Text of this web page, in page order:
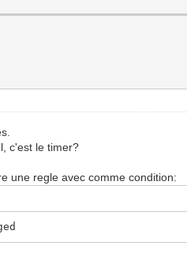
true)
false)
>
>
c'est le timer?
une regle avec comme condition: